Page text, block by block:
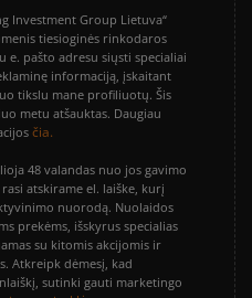
Investment Group Lietuva“
tiesioginės rinkodaros
pašto adresu siųsti specialiai
informaciją, įskaitant
tikslu mane profiliuotų. Šis
metu atšauktas. Daugiau
čia.
48 valandas nuo jos gavimo
atskirame el. laiške, kurį
nuorodą. Nuolaidos
prekėms, išskyrus specialias
su kitomis akcijomis ir
Atkreipk dėmesį, kad
sutinki gauti marketingo